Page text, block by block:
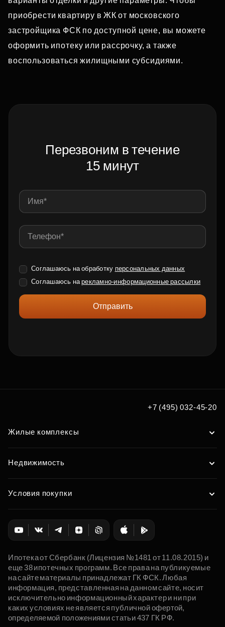
приобрести квартиру в ЖК от московского
застройщика ФСК по доступной цене, вы можете
оформить ипотеку или рассрочку, а также
воспользоваться жилищными субсидиями.
Перезвоним в течение
15 минут
Соглашаюсь на обработку персональных данных
Соглашаюсь нарекламно-информационные рассылки
Отправить
+7 (495) 032-45-20
Жилые комплексы
Недвижимость
Условия покупки
Ипотека от Сбербанк (Лицензия №1481 от 11.08.2015) и
еще 38 ипотечных программ. Все права на публикуемые
на сайте материалы принадлежат ГК ФСК. Любая
информация, представленная на данном сайте, носит
исключительно информационный характер и ни при
каких условиях не является публичной офертой,
определяемой положениями статьи 437 ГК РФ.